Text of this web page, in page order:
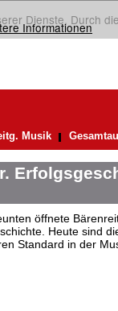
Dienste. Durch
Informationen
Musik
öffnete
Heute sind
Standard in der